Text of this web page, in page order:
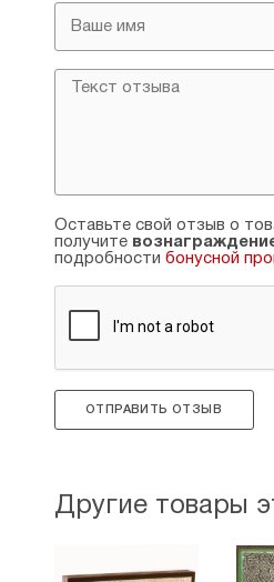
Оставьте свой отзыв о
получите
подробности бонусной
ОТПРАВИТЬ ОТЗЫВ
Другие товары